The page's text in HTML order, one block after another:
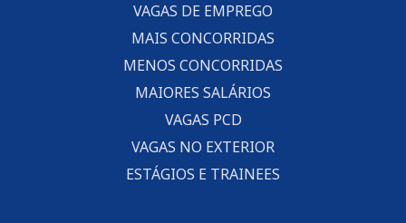
VAGAS DE EMPREGO
MAIS CONCORRIDAS
MENOS CONCORRIDAS
MAIORES SALÁRIOS
VAGAS PCD
VAGAS NO EXTERIOR
ESTÁGIOS E TRAINEES